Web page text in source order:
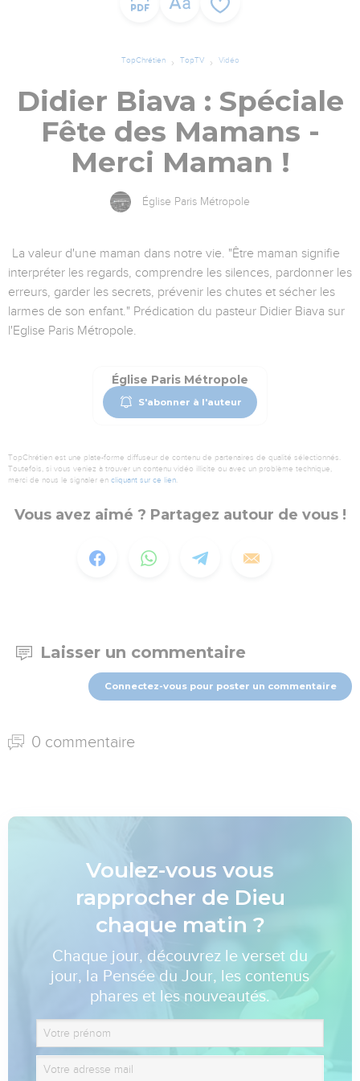
TopChrétien TopTV Vidéo
Didier Biava : Spéciale
Fête des Mamans -
Merci Maman !
Église Paris Métropole
La valeur d'une maman dans notre vie. "Être maman signifie
interpréter les regards, comprendre les silences, pardonner les
erreurs, garder les secrets, prévenir les chutes et sécher les
larmes de son enfant." Prédication du pasteur Didier Biava sur
l'Eglise Paris Métropole.
Église Paris Métropole
S'abonner à l'auteur
TopChrétien est une plate-forme diffuseur de contenu de partenaires de qualité sélectionnés.
Toutefois, si vous veniez à trouver un contenu vidéo illicite ou avec un problème technique,
merci de nous le signaler en cliquant sur ce lien.
Vous avez aimé ? Partagez autour de vous !
Laisser un commentaire
Connectez-vous pour poster un commentaire
0 commentaire
Voulez-vous vous
rapprocher de Dieu
chaque matin ?
Chaque jour, découvrez le verset du
jour, la Pensée du Jour, les contenus
phares et les nouveautés.